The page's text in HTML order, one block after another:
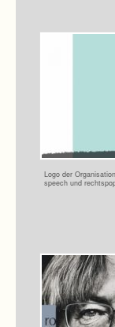
Logo der
speech und